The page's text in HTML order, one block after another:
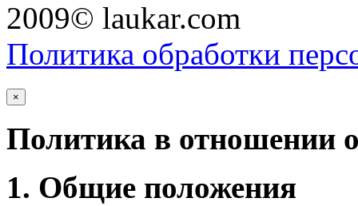
2009© laukar.com
Политика обработки
×
Политика в отношении
1. Общие положения